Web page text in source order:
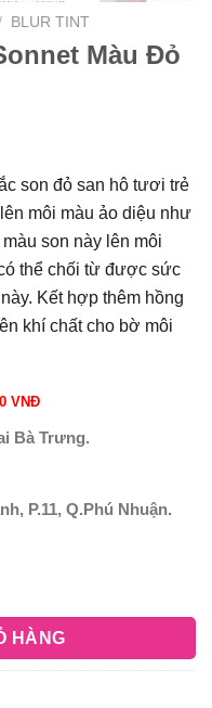
BLUR TINT
Màu Đỏ
son đỏ san hô tươi trẻ
môi màu ảo diệu như
son này lên môi
thể chối từ được sức
Kết hợp thêm hồng
khí chất cho bờ môi
VNĐ
Bà Trưng.
P.11, Q.Phú Nhuận.
HÀNG